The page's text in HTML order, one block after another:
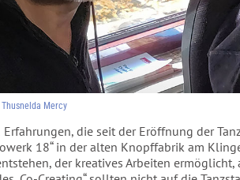
Mercy
Erfahrungen, die seit der Eröffnung der
18“ in der alten Knopffabrik am
der kreatives Arbeiten